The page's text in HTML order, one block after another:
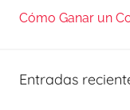
Cómo Ganar un
Entradas